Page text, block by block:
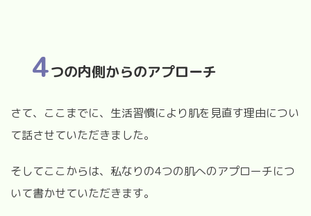
4つの内側からのアプローチ
さて、ここまでに、生活習慣により肌を見直す理由につい
て話させていただきました。
そしてここからは、私なりの4つの肌へのアプローチにつ
いて書かせていただきます。